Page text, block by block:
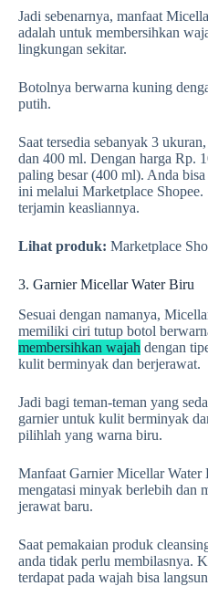
Jadi sebenarnya, manfaat
adalah untuk membersihkan
lingkungan sekitar.
Botolnya berwarna kuning
putih.
Saat tersedia sebanyak 3
dan 400 ml. Dengan harga Rp.
paling besar (400 ml). Anda
ini melalui Marketplace Shopee.
terjamin keasliannya.
Lihat produk: Marketplace
3. Garnier Micellar Water Biru
Sesuai dengan namanya,
memiliki ciri tutup botol
membersihkan wajah dengan
kulit berminyak dan berjerawat.
Jadi bagi teman-teman yang
garnier untuk kulit berminyak
pilihlah yang warna biru.
Manfaat Garnier Micellar Water
mengatasi minyak berlebih dan
jerawat baru.
Saat pemakaian produk
anda tidak perlu membilasnya.
terdapat pada wajah bisa